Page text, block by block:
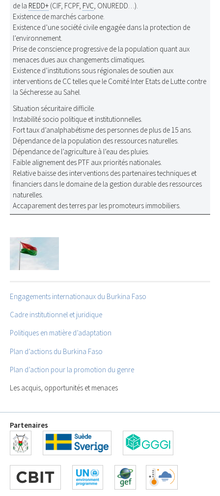
de la REDD+(CIF, FCPF, FVC, ONUREDD…).
Existence de marchés carbone.
Existence d’une société civile engagée dans la protection de
l’environnement.
Prise de conscience progressive de la population quant aux
menaces dues aux changements climatiques.
Existence d’institutions sous régionales de soutien aux
interventions de CC telles que le Comité Inter Etats de Lutte contre
la Sécheresse au Sahel.
Situation sécuritaire difficile.
Instabilité socio politique et institutionnelles.
Fort taux d’analphabétisme des personnes de plus de 15 ans.
Dépendance de la population des ressources naturelles.
Dépendance de l’agriculture à l’eau des pluies.
Faible alignement des PTF aux priorités nationales.
Relative baisse des interventions des partenaires techniques et
financiers dans le domaine de la gestion durable des ressources
naturelles.
Accaparement des terres par les promoteurs immobiliers.
Engagements internationaux du Burkina Faso
Cadre institutionnel et juridique
Politiques en matière d’adaptation
Plan d’actions du Burkina Faso
Plan d’action pour la promotion du genre
Les acquis, opportunités et menaces
Partenaires